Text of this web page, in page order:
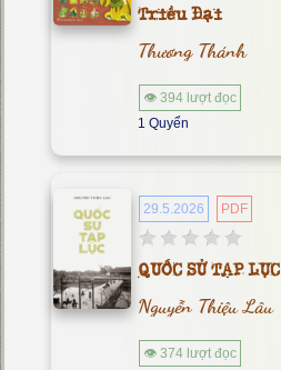
Triều Đại
Thương Thánh
👁 394 lượt đọc
1 Quyển
29.5.2026 PDF
QUỐC SỬ TẠP LỤC
Nguyễn Thiệu Lâu
👁 374 lượt đọc